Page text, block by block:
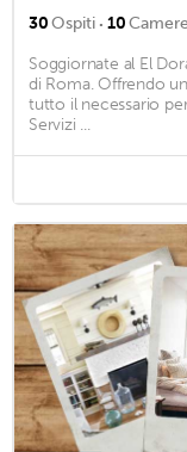
30Ospiti · 10Camere
Soggiornate al El
di Roma. Offrendo
tutto il necessario
Servizi ...